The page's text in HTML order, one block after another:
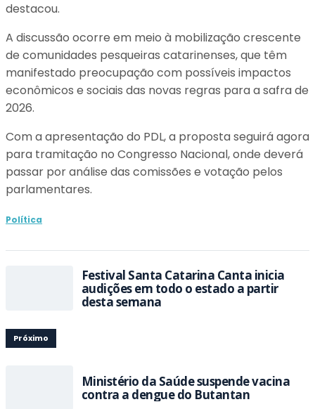
destacou.
A discussão ocorre em meio à mobilização crescente
de comunidades pesqueiras catarinenses, que têm
manifestado preocupação com possíveis impactos
econômicos e sociais das novas regras para a safra de
2026.
Com a apresentação do PDL, a proposta seguirá agora
para tramitação no Congresso Nacional, onde deverá
passar por análise das comissões e votação pelos
parlamentares.
Política
Festival Santa Catarina Canta inicia
audições em todo o estado a partir
desta semana
Próximo
Ministério da Saúde suspende vacina
contra a dengue do Butantan